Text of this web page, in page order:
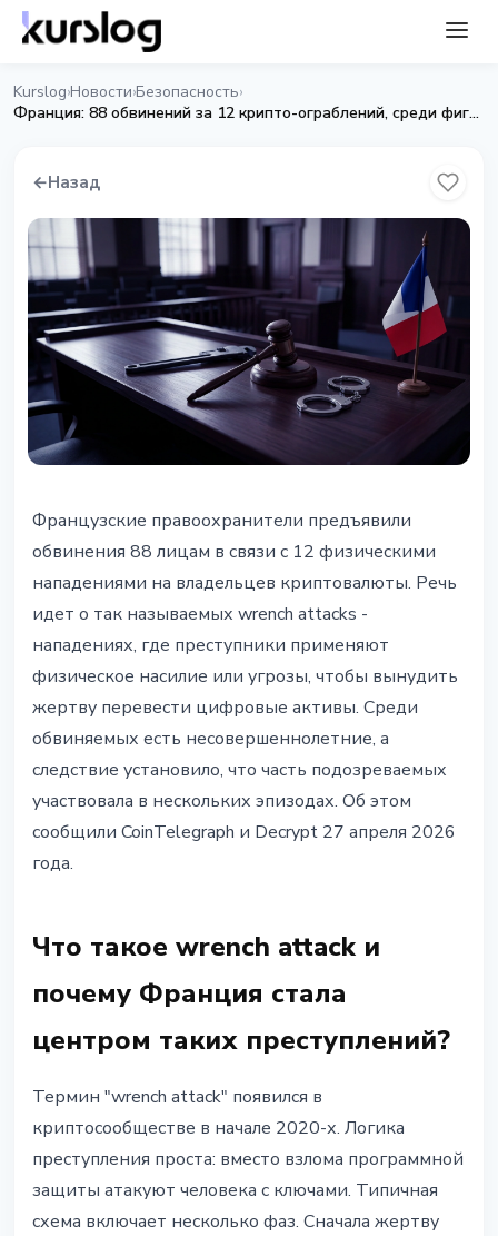
Kurslog›Новости›Безопасность›
Франция: 88 обвинений за 12 крипто-ограблений, среди фигурантов есть несовершеннолетние
←Назад
Франция: 88 обвинений за 12
крипто-ограблений, среди
фигурантов есть
несовершеннолетние
27 апреля 2026 г.3 мин чтения
Наталия Дорофеева
Французские правоохранители предъявили
обвинения 88 лицам в связи с 12 физическими
нападениями на владельцев криптовалюты. Речь
идет о так называемых wrench attacks -
нападениях, где преступники применяют
физическое насилие или угрозы, чтобы вынудить
жертву перевести цифровые активы. Среди
обвиняемых есть несовершеннолетние, а
следствие установило, что часть подозреваемых
участвовала в нескольких эпизодах. Об этом
сообщили CoinTelegraph и Decrypt 27 апреля 2026
года.
Что такое wrench attack и
почему Франция стала
центром таких преступлений?
Термин "wrench attack" появился в
криптосообществе в начале 2020-х. Логика
преступления проста: вместо взлома программной
защиты атакуют человека с ключами. Типичная
схема включает несколько фаз. Сначала жертву